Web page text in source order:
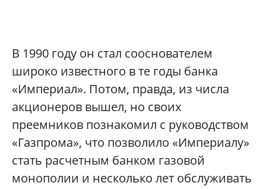
В 1990 году он стал сооснователем
широко известного в те годы банка
«Империал». Потом, правда, из числа
акционеров вышел, но своих
преемников познакомил с руководством
«Газпрома», что позволило «Империалу»
стать расчетным банком газовой
монополии и несколько лет обслуживать